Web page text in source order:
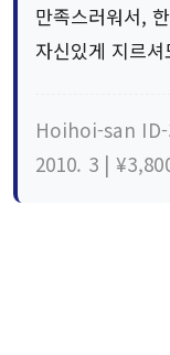
만족스러워서,
자신있게 지르
Hoihoi-san
2010. 3 |